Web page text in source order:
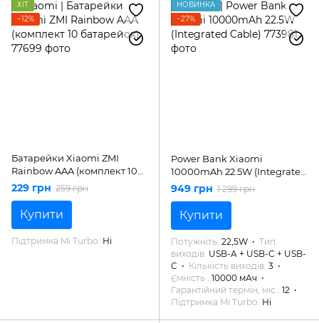
ХІТ
−12%
Батарейки Xiaomi ZMI
Rainbow AAA (комплект 10
батарейок)
229 грн 259 грн
Купити
Підтримка Mi Turbo Ні
НОВИНКА
−27%
Power Bank Xiaomi
10000mAh 22.5W (Integrated
Cable)
949 грн 1 299 грн
Купити
Потужніть 22,5W
Тип
виходів USB-A + USB-C + USB-
C
Кількість виходів 3
Ємність 10000 мАч
Гарантійний термін, міс. 12
Підтримка Mi Turbo Ні